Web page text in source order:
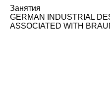
Занятия
GERMAN INDUSTRIAL
ASSOCIATED WITH